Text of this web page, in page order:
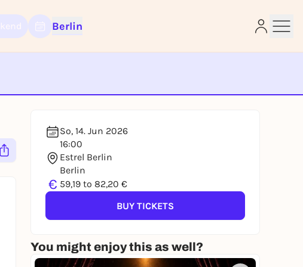
Berlin
So, 14. Jun 2026
16:00
Estrel Berlin
Berlin
€ 59,19 to 82,20 €
BUY TICKETS
You might enjoy this as well?